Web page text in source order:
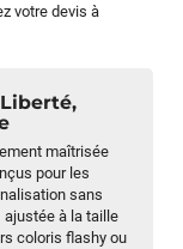
Liberté,
maîtrisée
pour les
sans
ajustée à la taille
coloris flashy ou
votre devis à